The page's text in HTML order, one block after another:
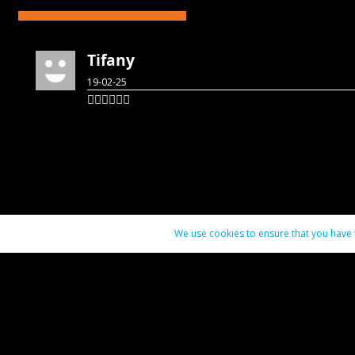
Tifany
19-02-25
👍🏾👍🏾👍🏾
We use cookies to ensure that you